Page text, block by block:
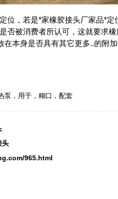
，若是*家橡胶接头厂家品*定
否被消费者所认可，这就要求
本身是否具有其它更多..的附
泵 ， 用于 ， 糊口 ， 配套
头
965.html